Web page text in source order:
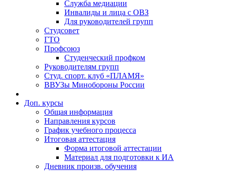
Служба медиации
Инвалиды и лица с ОВЗ
Для руководителей групп
Студсовет
ГТО
Профсоюз
Студенческий профком
Руководителям групп
Студ. спорт. клуб «ПЛАМЯ»
ВВУЗы Минобороны России
Доп. курсы
Общая информация
Направления курсов
График учебного процесса
Итоговая аттестация
Форма итоговой аттестации
Материал для подготовки к ИА
Дневник произв. обучения